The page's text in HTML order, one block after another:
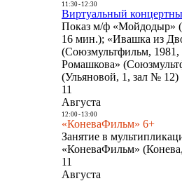
11:30- 12:30
Виртуальный
Показ м/ф «Мойдодыр»
16 мин.); «Ивашка из
(Союзмультфильм,
Ромашкова»
(Ульяновой, 1, зал № 12)
11
Августа
12:00- 13:00
«КоневаФильм» 6+
Занятие в
«КоневаФильм»
11
Августа